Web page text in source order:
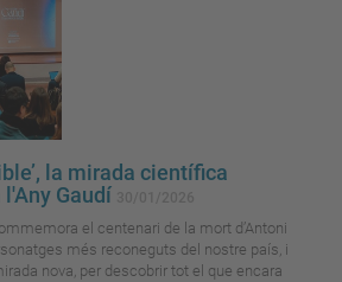
la mirada científica
Gaudí
el centenari de la mort d’Antoni
més reconeguts del nostre país, i
nova, per descobrir tot el que encara